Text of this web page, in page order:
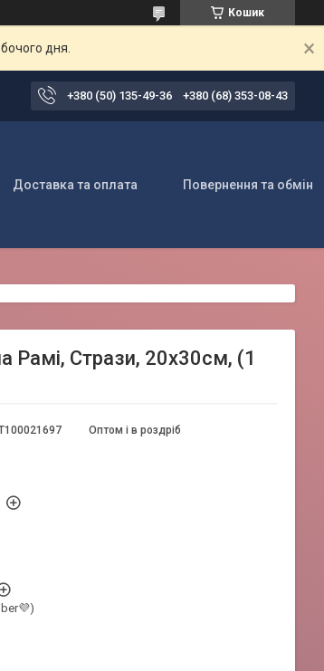
Кошик
дня.
+380 (50) 135-49-36 +380 (68) 353-08-43
Доставка та оплата Повернення та обмін
Рамі, Стрази, 20х30см, (1
Оптом і в роздріб